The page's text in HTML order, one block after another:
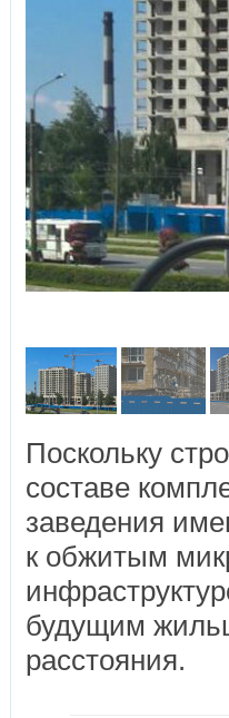
Поскольку
составе
заведения
к обжитым
будущим
расстояния.